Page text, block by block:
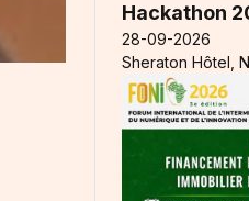
Hackathon
28-09-2026
Sheraton Hôtel,